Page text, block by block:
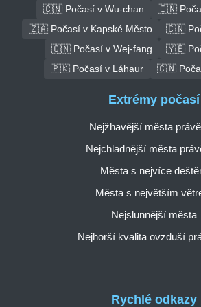
🇨🇳 Počasí v Wu-chan
🇮🇳
🇿🇦 Počasí v Kapské Město
🇨🇳
🇨🇳 Počasí v Wej-fang
🇾🇪
🇵🇰 Počasí v Láhaur
🇨🇳
Rychlé odkazy
Extrémy počasí
Nejžhavější města
Nejchladnější města
Města s nejvíce
Města s největším
Nejslunnější města
Nejhorší kvalita ovzduší